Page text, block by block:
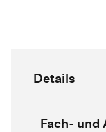
Details
Fach- und